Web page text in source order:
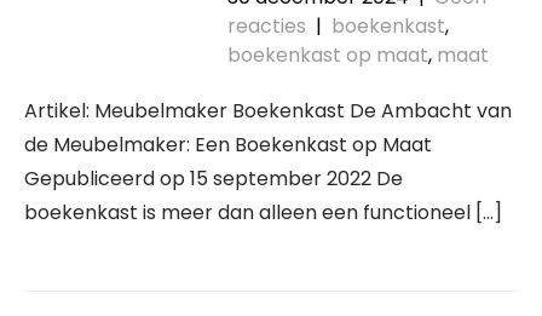
reacties | boekenkast,
boekenkast op maat, maat
Artikel: Meubelmaker Boekenkast De Ambacht van
de Meubelmaker: Een Boekenkast op Maat
Gepubliceerd op 15 september 2022 De
boekenkast is meer dan alleen een functioneel […]